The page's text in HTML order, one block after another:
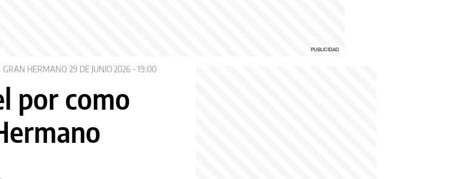
GRAN HERMANO 29 DE JUNIO 2026 - 19:00
por como